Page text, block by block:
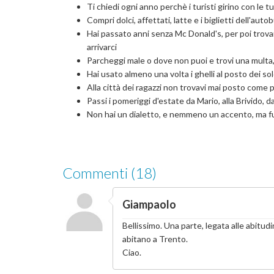
Ti chiedi ogni anno perchè i turisti girino con le
Compri dolci, affettati, latte e i biglietti
Hai passato anni senza Mc Donald's, per poi
arrivarci
Parcheggi male o dove non puoi e trovi una
Hai usato almeno una volta i ghelli al posto dei
Alla città dei ragazzi non trovavi mai posto come
Passi i pomeriggi d'estate da Mario, alla Brivido,
Non hai un dialetto, e nemmeno un accento,
Commenti (18)
Giampaolo
Bellissimo. Una parte, legata alle
abitano a Trento.
Ciao.